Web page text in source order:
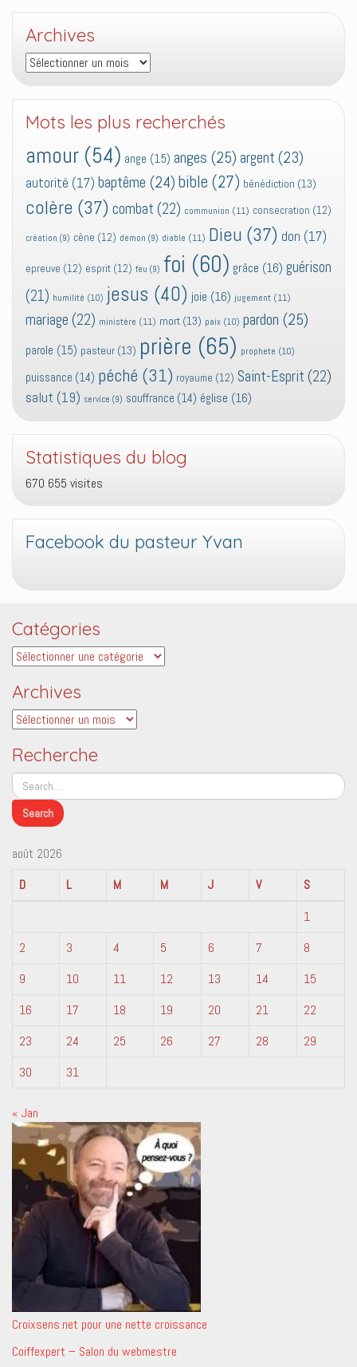
Archives
Archives
Mots les plus recherchés
amour (54) ange (15) anges (25) argent (23)
autorité (17) baptême (24) bible (27) bénédiction (13)
colère (37) combat (22) communion (11) consecration (12)
création (9) cène (12) demon (9) diable (11) Dieu (37) don (17)
epreuve (12) esprit (12) feu (9) foi (60) grâce (16) guérison
(21) humilité (10) jesus (40) joie (16) jugement (11)
mariage (22) ministère (11) mort (13) paix (10) pardon (25)
parole (15) pasteur (13) prière (65) prophete (10)
puissance (14) péché (31) royaume (12) Saint-Esprit (22)
salut (19) service (9) souffrance (14) église (16)
Statistiques du blog
670 655 visites
Facebook du pasteur Yvan
Catégories
Catégories
Archives
Archives
Recherche
août 2026
D
L M M J V
S
1
2
3 4 5 6 7
8
9
10 11 12 13 14
15
16
17 18 19 20 21
22
23
24 25 26 27 28
29
30
31
« Jan
Croixsens.net pour une nette croissance
Coiffexpert – Salon du webmestre